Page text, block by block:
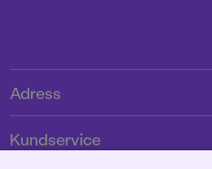
Adress
Kundservice